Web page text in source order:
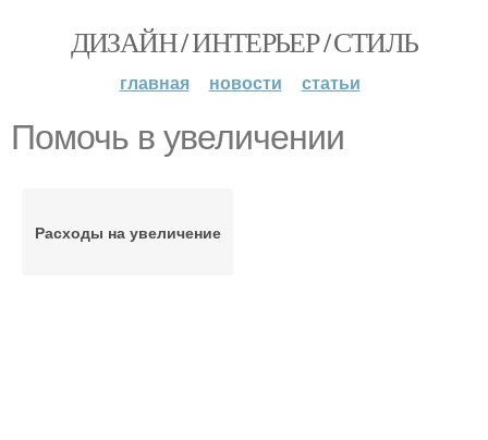
ДИЗАЙН / ИНТЕРЬЕР / СТИЛЬ
главная новости статьи
Помочь в увеличении
Расходы на увеличение